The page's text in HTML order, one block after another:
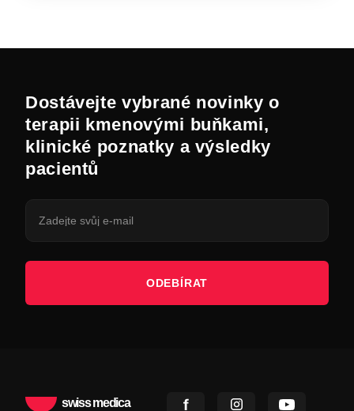
Dostávejte vybrané novinky o
terapii kmenovými buňkami,
klinické poznatky a výsledky
pacientů
ODEBÍRAT
swiss medica